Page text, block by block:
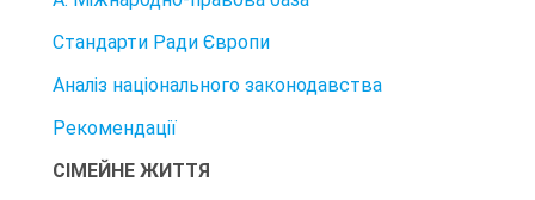
Стандарти Ради Європи
Аналіз національного законодавства
Рекомендації
СІМЕЙНЕ ЖИТТЯ